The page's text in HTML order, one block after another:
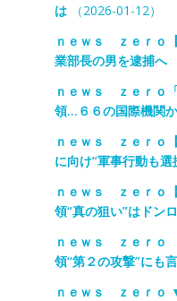
は（2026-01-12）
ｎｅｗｓ ｚｅｒｏ
業部長の男を逮捕へ
ｎｅｗｓ ｚｅｒｏ
領…６６の国際機関
ｎｅｗｓ ｚｅｒｏ
に向け“軍事行動も選
ｎｅｗｓ ｚｅｒｏ
領“真の狙い”はドン
ｎｅｗｓ ｚｅｒｏ
領“第２の攻撃”にも
ｎｅｗｓ ｚｅｒｏ